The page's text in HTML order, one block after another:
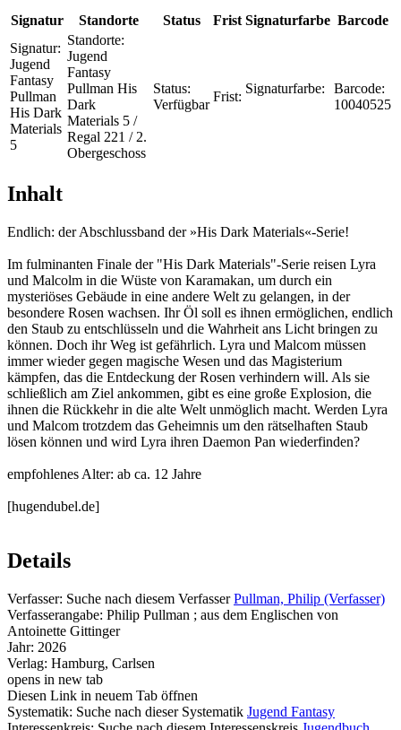
Signatur Standorte Status Frist Signaturfarbe Barcode
Signatur:
Jugend
Fantasy
Pullman
His Dark
Materials
5
Standorte:
Jugend
Fantasy
Pullman His
Dark
Materials 5 /
Regal 221 / 2.
Obergeschoss
Status:
Verfügbar
Frist:
Signaturfarbe:
Barcode:
10040525
Inhalt
Endlich: der Abschlussband der »His Dark Materials«-Serie!
Im fulminanten Finale der "His Dark Materials"-Serie reisen Lyra
und Malcolm in die Wüste von Karamakan, um durch ein
mysteriöses Gebäude in eine andere Welt zu gelangen, in der
besondere Rosen wachsen. Ihr Öl soll es ihnen ermöglichen, endlich
den Staub zu entschlüsseln und die Wahrheit ans Licht bringen zu
können. Doch ihr Weg ist gefährlich. Lyra und Malcom müssen
immer wieder gegen magische Wesen und das Magisterium
kämpfen, das die Entdeckung der Rosen verhindern will. Als sie
schließlich am Ziel ankommen, gibt es eine große Explosion, die
ihnen die Rückkehr in die alte Welt unmöglich macht. Werden Lyra
und Malcom trotzdem das Geheimnis um den rätselhaften Staub
lösen können und wird Lyra ihren Daemon Pan wiederfinden?
empfohlenes Alter: ab ca. 12 Jahre
[hugendubel.de]
Details
Verfasser: Suche nach diesem Verfasser Pullman, Philip (Verfasser)
Verfasserangabe: Philip Pullman ; aus dem Englischen von
Antoinette Gittinger
Jahr: 2026
Verlag: Hamburg, Carlsen
opens in new tab
Diesen Link in neuem Tab öffnen
Systematik: Suche nach dieser Systematik Jugend Fantasy